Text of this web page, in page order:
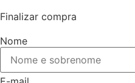
Finalizar compra
Nome